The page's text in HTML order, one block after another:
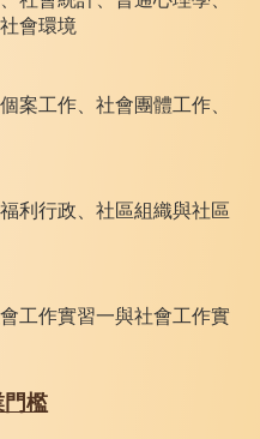
會環境
案工作、社會團體工作、
利行政、社區組織與社區
工作實習一與社會工作實
檻